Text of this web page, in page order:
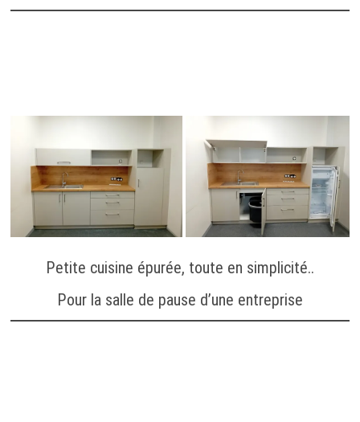
Petite cuisine épurée, toute en simplicité..
Pour la salle de pause d’une entreprise